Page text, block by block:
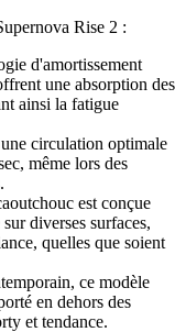
Rise 2 :
d'amortissement
une absorption des
ainsi la fatigue
circulation optimale
même lors des
est conçue
diverses surfaces,
quelles que soient
ce modèle
en dehors des
et tendance.